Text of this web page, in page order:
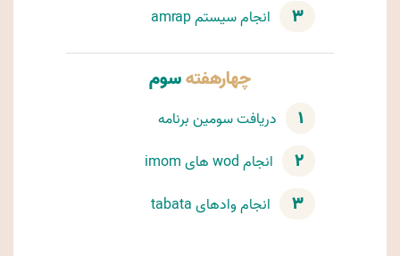
۳ انجام سیستم amrap
چهارهفتهسوم
۱ دریافت سومین برنامه
۲ انجام wod های imom
۳ انجام وادهای tabata